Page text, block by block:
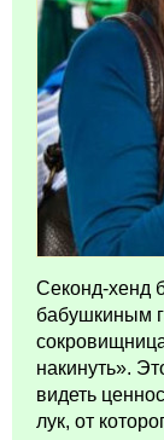
Секонд-хенд
бабушкиным
накинуть».
видеть
лук, от